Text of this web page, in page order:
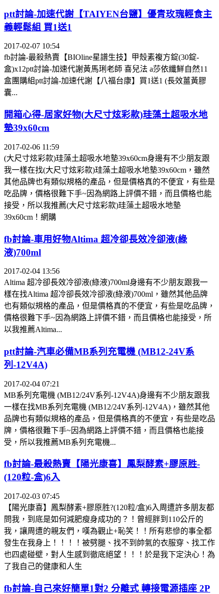
ptt討論-加速代謝【TAIYEN台鹽】優青玫瑰輕食主
義輕鬆組 買1送1
2017-02-07 10:54
fb討論-最殺熱賣【BIOline星譜生技】甲殼素複方錠(30錠-
盒)x12ptt討論-加速代謝黃馬琍老師 喜兒法 a莎依纖鮮自然11
盒團購組ptt討論-加速代謝【八福台康】買1送1 (長效薑黃膠
囊...
開箱心得-居家好物(大尺寸炫彩款)珪藻土超吸水地
墊39x60cm
2017-02-06 11:59
(大尺寸炫彩款)珪藻土超吸水地墊39x60cm身邊有不少朋友跟
我一樣在找(大尺寸炫彩款)珪藻土超吸水地墊39x60cm，雖然
其他品牌也有類似規格的產品，但是價格真的不便宜，有些是
吃品牌，價格很難下手~因為網路上評價不錯，而且價格也能
接受，所以我推薦(大尺寸炫彩款)珪藻土超吸水地墊
39x60cm！網購
fb討論-車用好物Altima 超冷卻長效冷卻液(綠
液)700ml
2017-02-04 13:56
Altima 超冷卻長效冷卻液(綠液)700ml身邊有不少朋友跟我一
樣在找Altima 超冷卻長效冷卻液(綠液)700ml，雖然其他品牌
也有類似規格的產品，但是價格真的不便宜，有些是吃品牌，
價格很難下手~因為網路上評價不錯，而且價格也能接受，所
以我推薦Altima...
ptt討論-汽車必備MB系列充電機 (MB12-24V系
列-12V4A)
2017-02-04 07:21
MB系列充電機 (MB12/24V系列-12V4A)身邊有不少朋友跟我
一樣在找MB系列充電機 (MB12/24V系列-12V4A)，雖然其他
品牌也有類似規格的產品，但是價格真的不便宜，有些是吃品
牌，價格很難下手~因為網路上評價不錯，而且價格也能接
受，所以我推薦MB系列充電機...
fb討論-最殺熱賣【陽光康喜】鳳梨酵素+膠原胜-
(120粒-盒)6入
2017-02-03 07:45
【陽光康喜】鳳梨酵素+膠原胜?(120粒/盒)6入周遭許多朋友都
問我，到底是如何減肥瘦身成功的？！曾經胖到110公斤的
我，讓周遭的親友們，嘆為觀止+恥笑！！所有悲慘的事全都
發生在我身上！！！！被劈腿、找不到帥氣的衣服穿、找工作
也四處碰壁，對人生感到徹底絕望！！！於是我下定決心！為
了我自己的健康和人生
fb討論-自己來好簡單1對2 分離式 轉接電源插座 2P